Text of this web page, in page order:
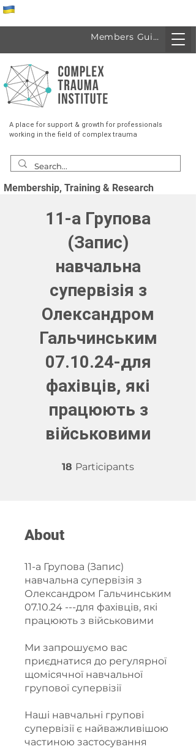
A place for support & growth for professionals
working in the field of complex trauma
Membership, Training & Research
Members Guide
11-а Групова
(Запис)
навчальна
супервізія з
Олександром
Гальчинським
07.10.24-для
фахівців, які
працюють з
військовими
18 Participants
About
11-а Групова (Запис)
навчальна супервізія з
Олександром Гальчинським
07.10.24 ---для фахівців, які
працюють з військовими
Ми запрошуємо вас
приєднатися до регулярної
щомісячної навчальної
групової супервізії
Наші навчальні групові
супервізії є найважливішою
частиною застосування